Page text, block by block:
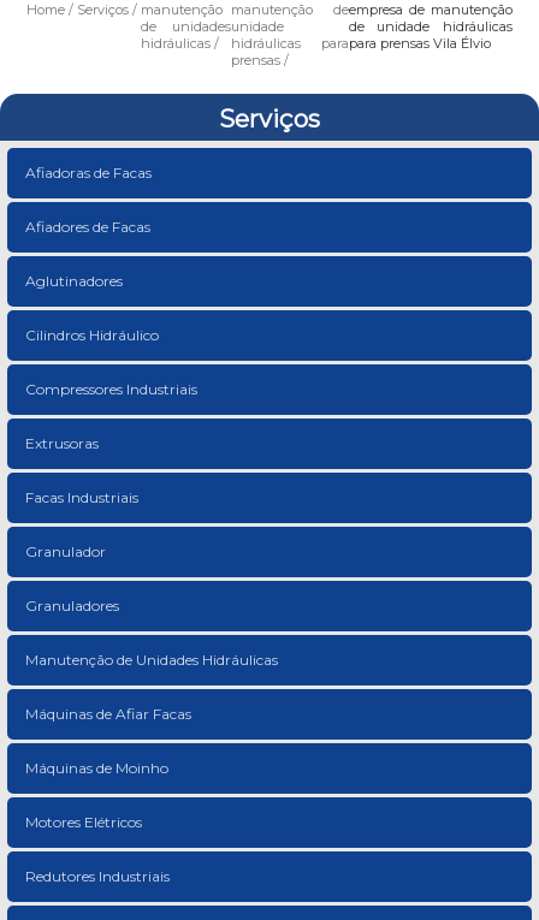
Home Serviços
manutenção
de unidades
hidráulicas
manutenção de
unidade
hidráulicas para
prensas
empresa de manutenção
de unidade hidráulicas
para prensas Vila Élvio
Serviços
Afiadoras de Facas
Afiadores de Facas
Aglutinadores
Cilindros Hidráulico
Compressores Industriais
Extrusoras
Facas Industriais
Granulador
Granuladores
Manutenção de Unidades Hidráulicas
Máquinas de Afiar Facas
Máquinas de Moinho
Motores Elétricos
Redutores Industriais